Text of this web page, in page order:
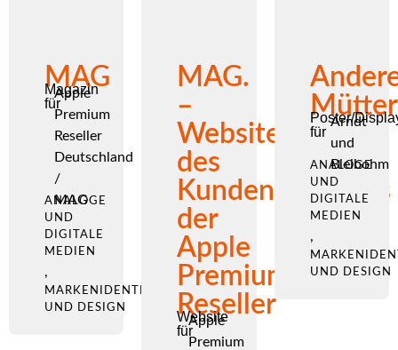
MAG
Magazin
für
Apple
Premium
Reseller
Deutschland
/
MAG
ANALOGE
UND
DIGITALE
MEDIEN
,
MARKENIDENTITÄT
UND DESIGN
MAG.
–
Website
des
Kundenmagazins
der
Apple
Premium
Reseller
Website
für
Apple
Premium
Poster/
für
Arndt
und
Bleibohm
ANALOGE
UND
DIGITALE
MEDIEN
,
UND DESIGN